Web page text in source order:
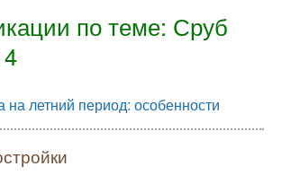
по теме: Сруб